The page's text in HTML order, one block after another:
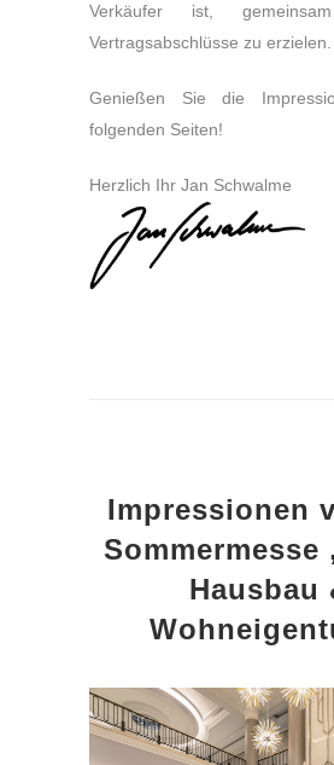
Verkäufer ist,
Vertragsabschlüsse zu erzielen.
Genießen Sie die
folgenden Seiten!
Herzlich Ihr Jan Schwalme
Impressionen
Sommermesse
Hausbau